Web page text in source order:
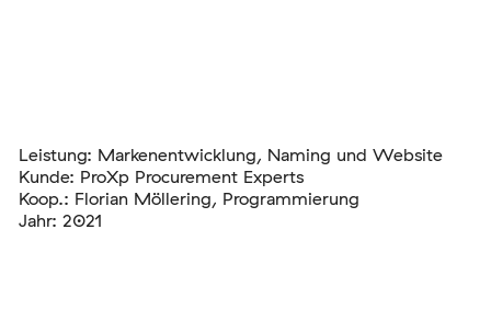
Leistung: Markenentwicklung, Naming und Website
Kunde: ProXp Procurement Experts
Koop.: Florian Möllering, Programmierung
Jahr: 2021